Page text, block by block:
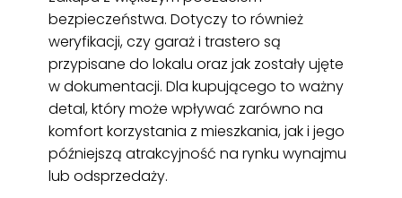
bezpieczeństwa. Dotyczy to również
weryfikacji, czy garaż i trastero są
przypisane do lokalu oraz jak zostały ujęte
w dokumentacji. Dla kupującego to ważny
detal, który może wpływać zarówno na
komfort korzystania z mieszkania, jak i jego
późniejszą atrakcyjność na rynku wynajmu
lub odsprzedaży.